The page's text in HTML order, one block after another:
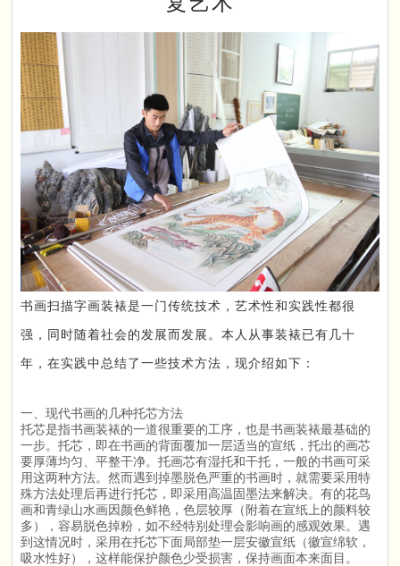
书画扫描字画装裱是一门传统技术，艺术性和实践性都很
强，同时随着社会的发展而发展。本人从事装裱已有几十
年，在实践中总结了一些技术方法，现介绍如下：
一、现代书画的几种托芯方法
托芯是指书画装裱的一道很重要的工序，也是书画装裱最基础的
一步。托芯，即在书画的背面覆加一层适当的宣纸，托出的画芯
要厚薄均匀、平整干净。托画芯有湿托和干托，一般的书画可采
用这两种方法。然而遇到掉墨脱色严重的书画时，就需要采用特
殊方法处理后再进行托芯，即采用高温固墨法来解决。有的花鸟
画和青绿山水画因颜色鲜艳，色层较厚（附着在宣纸上的颜料较
多），容易脱色掉粉，如不经特别处理会影响画的感观效果。遇
到这情况时，采用在托芯下面局部垫一层安徽宣纸（徽宣绵软，
吸水性好），这样能保护颜色少受损害，保持画面本来面目。